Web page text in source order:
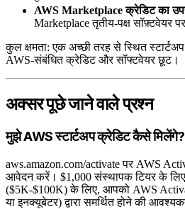
AWS Marketplace क्रेडिट का
Marketplace तृतीय-पक्ष सॉफ़्टवेयर
कुल क्षमता: एक अच्छी तरह से स्थित
AWS-संबंधित क्रेडिट और सॉफ्टवेयर छूट।
अक्सर पूछे जाने वाले प्रश्न
मुझे AWS स्टार्टअप क्रेडिट कैसे मिलेंगे?
aws.amazon.com/activate पर AWS
आवेदन करें। $1,000 संस्थापक टियर के
($5K-$100K) के लिए, आपको AWS
या इनक्यूबेटर) द्वारा समर्थित होने की